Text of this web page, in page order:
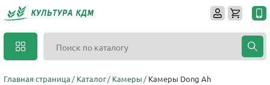
Главная страница Каталог Камеры Камеры Dong Ah